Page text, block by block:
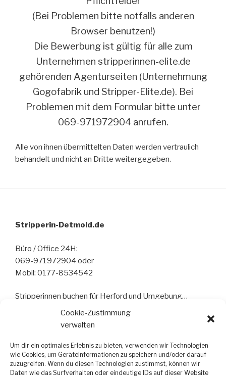
Cookie-Zustimmung
verwalten
Um dir ein optimales Erlebnis zu bieten, verwenden wir Technologien
wie Cookies, um Geräteinformationen zu speichern und/oder darauf
zuzugreifen. Wenn du diesen Technologien zustimmst, können wir
Daten wie das Surfverhalten oder eindeutige IDs auf dieser Website
(Bei Problemen bitte notfalls anderen
Browser benutzen!)
Die Bewerbung ist gültig für alle zum
Unternehmen stripperinnen-elite.de
gehörenden Agenturseiten (Unternehmung
Gogofabrik und Stripper-Elite.de). Bei
Problemen mit dem Formular bitte unter
069-971972904 anrufen.
Alle von ihnen übermittelten Daten werden vertraulich
behandelt und nicht an Dritte weitergegeben.
Stripperin-Detmold.de
Büro / Office 24H:
069-971972904 oder
Mobil: 0177-8534542
Stripperinnen buchen für Herford und Umgebung…